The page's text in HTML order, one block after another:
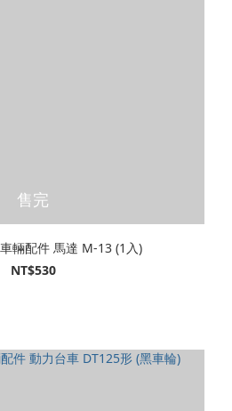
售完
TOMIX 0616 車輛配件 馬達 M-13 (1入)
NT$530